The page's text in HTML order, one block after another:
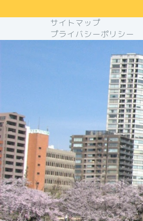
サイトマップ
プライバシーポリシー